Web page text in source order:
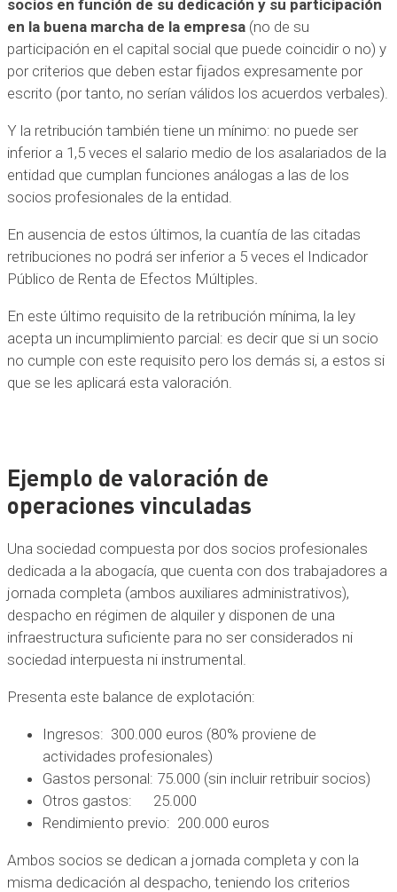
socios en función de su dedicación y su participación
en la buena marcha de la empresa (no de su
participación en el capital social que puede coincidir o no) y
por criterios que deben estar fijados expresamente por
escrito (por tanto, no serían válidos los acuerdos verbales).
Y la retribución también tiene un mínimo: no puede ser
inferior a 1,5 veces el salario medio de los asalariados de la
entidad que cumplan funciones análogas a las de los
socios profesionales de la entidad.
En ausencia de estos últimos, la cuantía de las citadas
retribuciones no podrá ser inferior a 5 veces el Indicador
Público de Renta de Efectos Múltiples.
En este último requisito de la retribución mínima, la ley
acepta un incumplimiento parcial: es decir que si un socio
no cumple con este requisito pero los demás si, a estos si
que se les aplicará esta valoración.
Ejemplo de valoración de
operaciones vinculadas
Una sociedad compuesta por dos socios profesionales
dedicada a la abogacía, que cuenta con dos trabajadores a
jornada completa (ambos auxiliares administrativos),
despacho en régimen de alquiler y disponen de una
infraestructura suficiente para no ser considerados ni
sociedad interpuesta ni instrumental.
Presenta este balance de explotación:
Ingresos: 300.000 euros (80% proviene de
actividades profesionales)
Gastos personal: 75.000 (sin incluir retribuir socios)
Otros gastos: 25.000
Rendimiento previo: 200.000 euros
Ambos socios se dedican a jornada completa y con la
misma dedicación al despacho, teniendo los criterios